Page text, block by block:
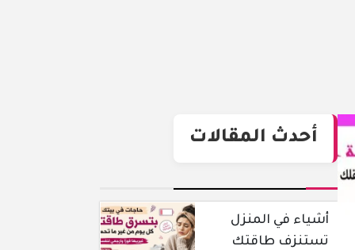
أحدث المقالات
أشياء في المنزل
تستنزف طاقتك